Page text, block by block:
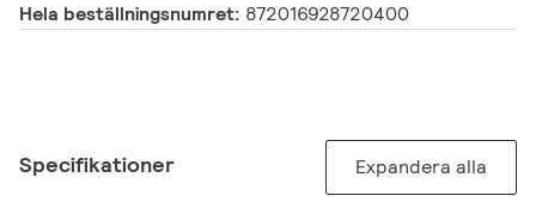
Hela beställningsnumret: 872016928720400
Specifikationer Expandera alla